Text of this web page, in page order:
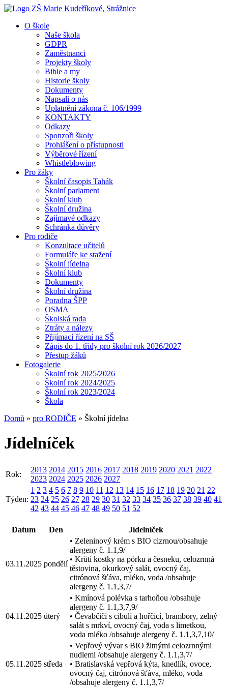
O škole
Naše škola
GDPR
Zaměstnanci
Projekty školy
Bible a my
Historie školy
Dokumenty
Napsali o nás
Uplatnění zákona č. 106/1999
KONTAKTY
Odkazy
Sponzoři školy
Prohlášení o přístupnosti
Výběrové řízení
Whistleblowing
Pro žáky
Školní časopis Tahák
Školní parlament
Školní klub
Školní družina
Zajímavé odkazy
Schránka důvěry
Pro rodiče
Konzultace učitelů
Formuláře ke stažení
Školní jídelna
Školní klub
Dokumenty
Školní družina
Poradna ŠPP
OSMA
Školská rada
Ztráty a nálezy
Přijímací řízení na SŠ
Zápis do 1. třídy pro školní rok 2026/2027
Přestup žáků
Fotogalerie
Školní rok 2025/2026
Školní rok 2024/2025
Školní rok 2023/2024
Škola
Domů » pro RODIČE » Školní jídelna
Jídelníček
Rok:
2013 2014 2015 2016 2017 2018 2019 2020 2021 2022
2023 2024 2025 2026 2027
Týden:
1 2 3 4 5 6 7 8 9 10 11 12 13 14 15 16 17 18 19 20 21 22
23 24 25 26 27 28 29 30 31 32 33 34 35 36 37 38 39 40 41
42 43 44 45 46 47 48 49 50 51 52
Datum Den Jídelníček
03.11.2025 pondělí
• Zeleninový krém s BIO cizrnou/obsahuje
alergeny č. 1.1,9/
• Krůtí kostky na pórku a česneku, celozrnná
těstovina, okurkový salát, ovocný čaj,
citrónová šťáva, mléko, voda /obsahuje
alergeny č. 1.1,3,7/
04.11.2025 úterý
• Kmínová polévka s tarhoňou /obsahuje
alergeny č. 1.1,3,7,9/
• Čevabčiči s cibulí a hořčicí, brambory, zelný
salát s mrkví, ovocný čaj, voda s limetkou,
voda mléko /obsahuje alergeny č. 1.1,3,7,10/
05.11.2025 středa
• Vepřový vývar s BIO žitnými celozrnnými
nudlemi /obsahuje alergeny č. 1.1,3,7/
• Bratislavská vepřová kýta, knedlík, ovoce,
ovocný čaj, citrónová šťáva, mléko, voda
/obsahuje alergeny č. 1.1,3,7/